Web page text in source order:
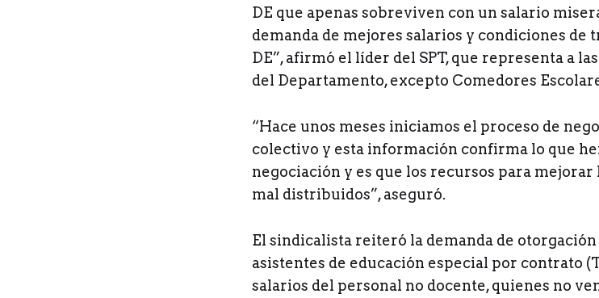
DE que apenas sobreviven con un salario
demanda de mejores salarios y condiciones de
DE”, afirmó el líder del SPT, que representa a
del Departamento, excepto Comedores
“Hace unos meses iniciamos el proceso de
colectivo y esta información confirma lo que
negociación y es que los recursos para
mal distribuidos”, aseguró.
El sindicalista reiteró la demanda de
asistentes de educación especial por contrato
salarios del personal no docente, quienes no